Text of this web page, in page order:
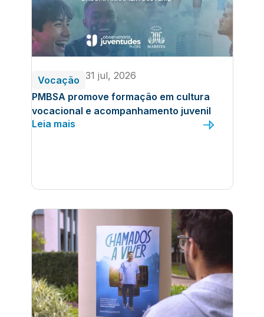
Vocação 31 jul, 2026
PMBSA promove formação em cultura
vocacional e acompanhamento juvenil
Leia mais